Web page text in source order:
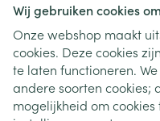
Wij gebruiken cookies
Onze webshop maakt
cookies. Deze cookies
te laten functioneren.
andere soorten
mogelijkheid om